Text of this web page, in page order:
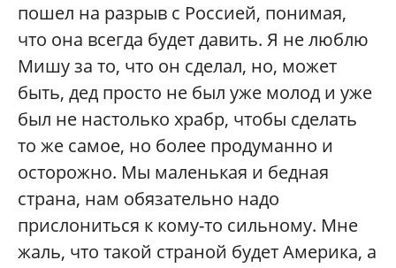
пошел на разрыв с Россией, понимая,
что она всегда будет давить. Я не люблю
Мишу за то, что он сделал, но, может
быть, дед просто не был уже молод и уже
был не настолько храбр, чтобы сделать
то же самое, но более продуманно и
осторожно. Мы маленькая и бедная
страна, нам обязательно надо
прислониться к кому-то сильному. Мне
жаль, что такой страной будет Америка, а